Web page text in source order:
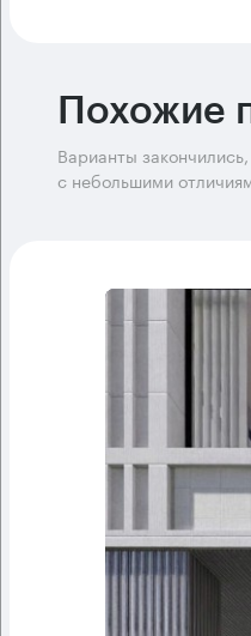
Похожие
Варианты
с небольшими